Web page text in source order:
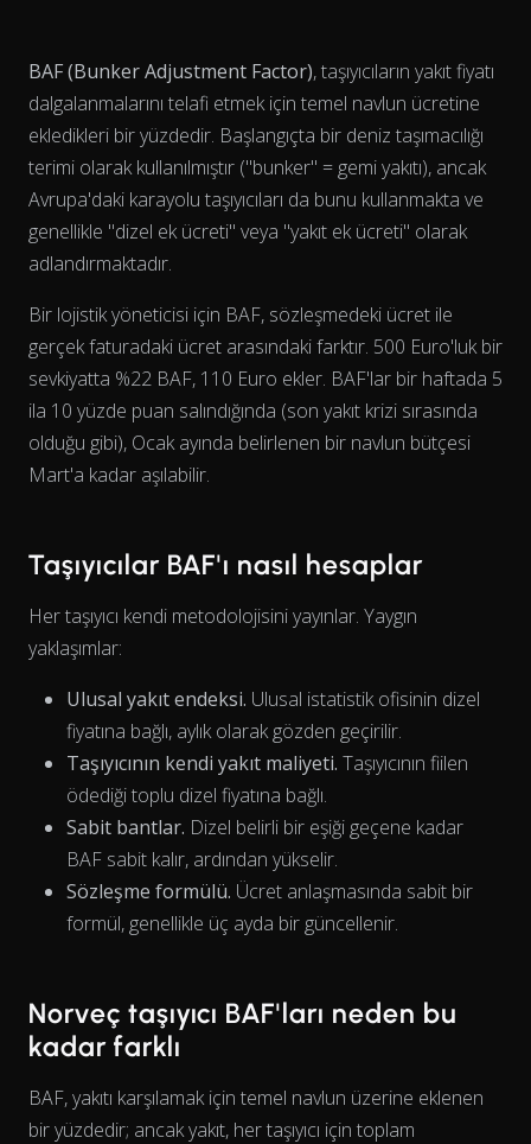
View as data table, Chart
The chart has 1 X axis displaying Time. Data ranges from
BAF (Bunker Adjustment Factor), taşıyıcıların yakıt fiyatı
dalgalanmalarını telafi etmek için temel navlun ücretine
ekledikleri bir yüzdedir. Başlangıçta bir deniz taşımacılığı
terimi olarak kullanılmıştır ("bunker" = gemi yakıtı), ancak
Avrupa'daki karayolu taşıyıcıları da bunu kullanmakta ve
genellikle "dizel ek ücreti" veya "yakıt ek ücreti" olarak
adlandırmaktadır.
Bir lojistik yöneticisi için BAF, sözleşmedeki ücret ile
gerçek faturadaki ücret arasındaki farktır. 500 Euro'luk bir
sevkiyatta %22 BAF, 110 Euro ekler. BAF'lar bir haftada 5
ila 10 yüzde puan salındığında (son yakıt krizi sırasında
olduğu gibi), Ocak ayında belirlenen bir navlun bütçesi
Mart'a kadar aşılabilir.
Taşıyıcılar BAF'ı nasıl hesaplar
Her taşıyıcı kendi metodolojisini yayınlar. Yaygın
yaklaşımlar:
Ulusal yakıt endeksi. Ulusal istatistik ofisinin dizel
fiyatına bağlı, aylık olarak gözden geçirilir.
Taşıyıcının kendi yakıt maliyeti. Taşıyıcının fiilen
ödediği toplu dizel fiyatına bağlı.
Sabit bantlar. Dizel belirli bir eşiği geçene kadar
BAF sabit kalır, ardından yükselir.
Sözleşme formülü. Ücret anlaşmasında sabit bir
formül, genellikle üç ayda bir güncellenir.
Norveç taşıyıcı BAF'ları neden bu
kadar farklı
BAF, yakıtı karşılamak için temel navlun üzerine eklenen
bir yüzdedir; ancak yakıt, her taşıyıcı için toplam